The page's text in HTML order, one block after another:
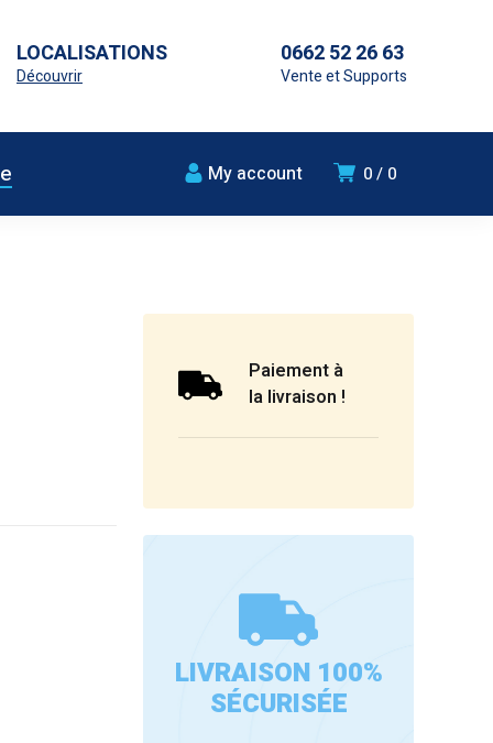
LOCALISATIONS
Découvrir
0662 52 26 63
Vente et Supports
0 0
My account
Paiement à
la livraison !
LIVRAISON 100%
SÉCURISÉE